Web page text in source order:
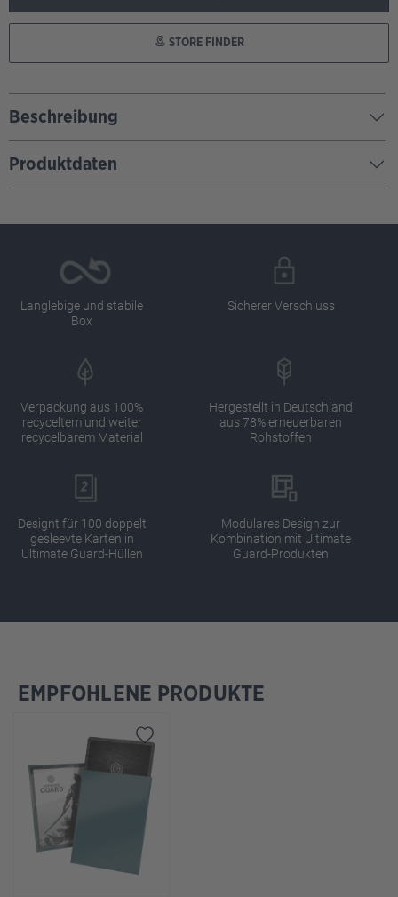
STORE FINDER
Beschreibung
Produktdaten
Langlebige und stabile
Box
Sicherer Verschluss
Verpackung aus 100%
recyceltem und weiter
recycelbarem Material
Hergestellt in Deutschland
aus 78% erneuerbaren
Rohstoffen
Designt für 100 doppelt
gesleevte Karten in
Ultimate Guard-Hüllen
Modulares Design zur
Kombination mit Ultimate
Guard-Produkten
Produktgalerie überspringen
EMPFOHLENE PRODUKTE